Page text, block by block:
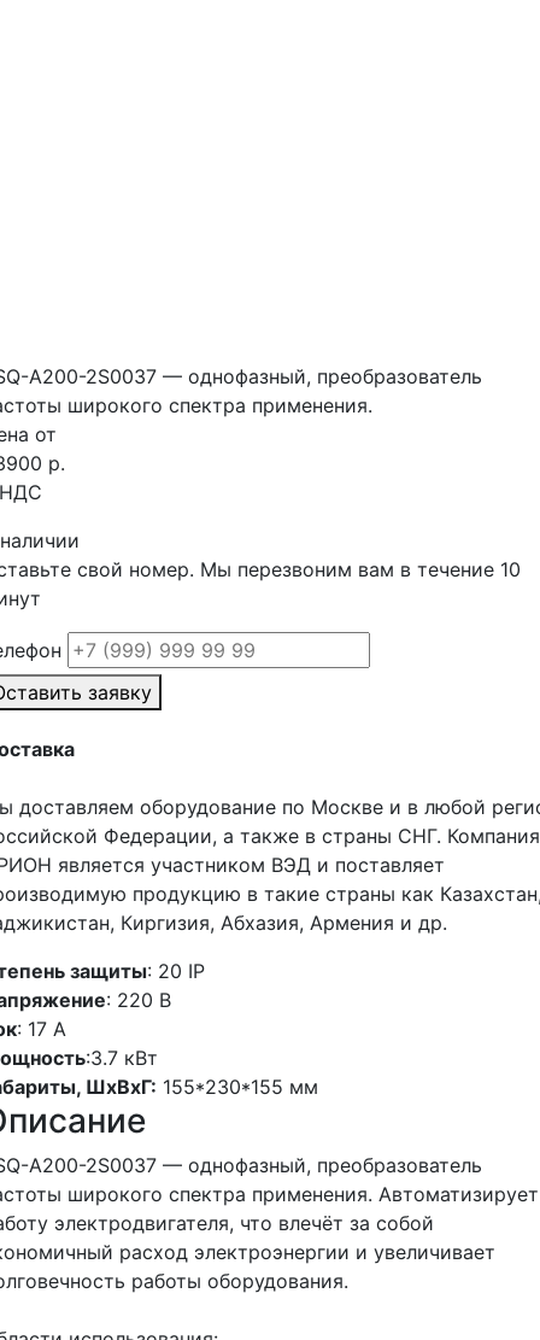
A200-2S0037 — однофазный, преобразователь
широкого спектра применения.
от
р.
свой номер. Мы перезвоним вам в течение 10
заявку
доставляем оборудование по Москве и в любой
Федерации, а также в страны СНГ. Компания
является участником ВЭД и поставляет
продукцию в такие страны как
Киргизия, Абхазия, Армения и др.
защиты: 20 IP
: 220 В
: 17 А
:3.7 кВт
ШхВхГ: 155*230*155 мм
A200-2S0037 — однофазный, преобразователь
широкого спектра применения. Автоматизирует
электродвигателя, что влечёт за собой
расход электроэнергии и увеличивает
работы оборудования.